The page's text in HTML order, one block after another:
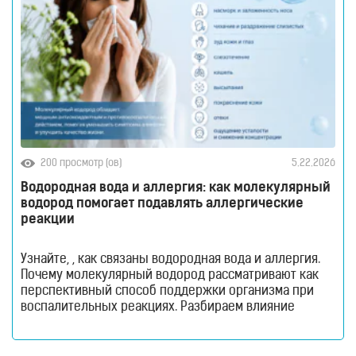
200 просмотр (ов) 5.22.2026
Водородная вода и аллергия: как молекулярный
водород помогает подавлять аллергические
реакции
Узнайте, , как связаны водородная вода и аллергия.
Почему молекулярный водород рассматривают как
перспективный способ поддержки организма при
воспалительных реакциях. Разбираем влияние
антиоксидантных свойств водорода на самочувствие